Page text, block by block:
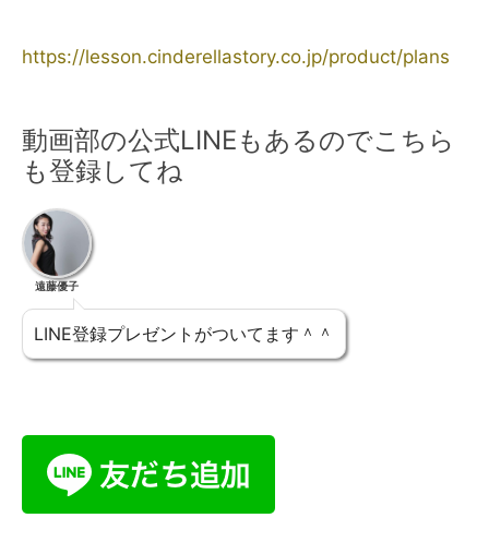
https://lesson.cinderellastory.co.jp/product/plans
動画部の公式LINEもあるのでこちら
も登録してね
遠藤優子
LINE登録プレゼントがついてます＾＾